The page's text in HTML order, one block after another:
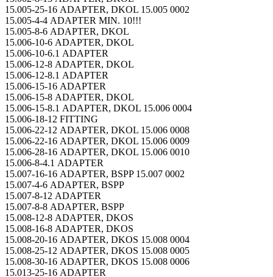
15.005-25-16 ADAPTER, DKOL 15.005 0002
15.005-4-4 ADAPTER MIN. 10!!!
15.005-8-6 ADAPTER, DKOL
15.006-10-6 ADAPTER, DKOL
15.006-10-6.1 ADAPTER
15.006-12-8 ADAPTER, DKOL
15.006-12-8.1 ADAPTER
15.006-15-16 ADAPTER
15.006-15-8 ADAPTER, DKOL
15.006-15-8.1 ADAPTER, DKOL 15.006 0004
15.006-18-12 FITTING
15.006-22-12 ADAPTER, DKOL 15.006 0008
15.006-22-16 ADAPTER, DKOL 15.006 0009
15.006-28-16 ADAPTER, DKOL 15.006 0010
15.006-8-4.1 ADAPTER
15.007-16-16 ADAPTER, BSPP 15.007 0002
15.007-4-6 ADAPTER, BSPP
15.007-8-12 ADAPTER
15.007-8-8 ADAPTER, BSPP
15.008-12-8 ADAPTER, DKOS
15.008-16-8 ADAPTER, DKOS
15.008-20-16 ADAPTER, DKOS 15.008 0004
15.008-25-12 ADAPTER, DKOS 15.008 0005
15.008-30-16 ADAPTER, DKOS 15.008 0006
15.013-25-16 ADAPTER